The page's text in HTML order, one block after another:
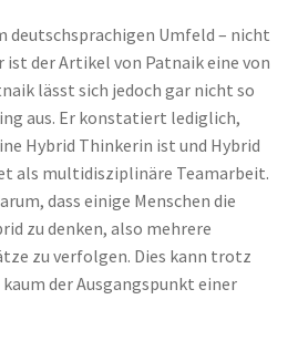
deutschsprachigen Umfeld – nicht
ist der Artikel von Patnaik eine von
lässt sich jedoch gar nicht so
aus. Er konstatiert lediglich,
Hybrid Thinkerin ist und Hybrid
als multidisziplinäre Teamarbeit.
dass einige Menschen die
zu denken, also mehrere
zu verfolgen. Dies kann trotz
der Ausgangspunkt einer